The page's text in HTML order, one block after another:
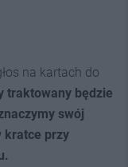
na kartach do
traktowany będzie
swój
kratce przy